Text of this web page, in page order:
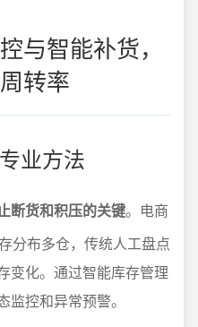
与智能补货，
转率
业方法
断货和积压的关键。电商
分布多仓，传统人工盘点
变化。通过智能库存管理
控和异常预警。